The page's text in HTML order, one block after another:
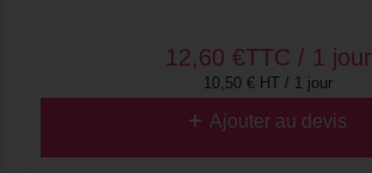
12,60 €TTC / 1 jour
10,50 € HT / 1 jour
Ajouter au devis